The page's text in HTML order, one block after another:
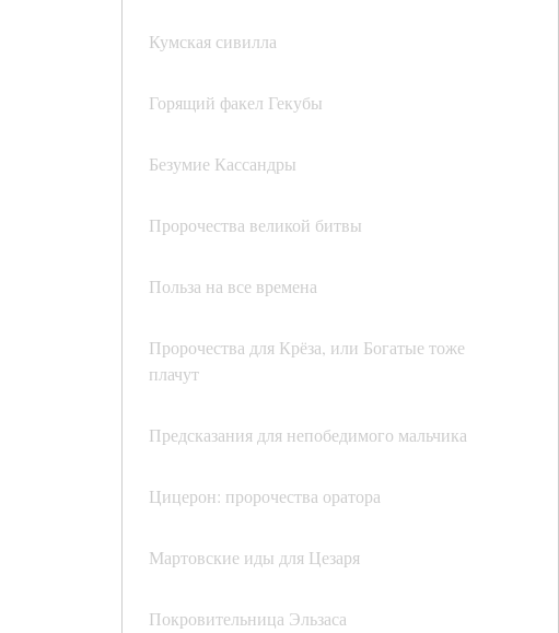
Кумская сивилла
Горящий факел Гекубы
Безумие Кассандры
Пророчества великой битвы
Польза на все времена
Пророчества для Крёза, или Богатые тоже
плачут
Предсказания для непобедимого мальчика
Цицерон: пророчества оратора
Мартовские иды для Цезаря
Покровительница Эльзаса